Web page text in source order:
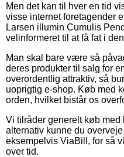
Men det kan til hver en tid
visse internet foretagender
Larsen illumin Cumulis
velinformeret til at få fat i
Man skal bare være så
deres produkter til salg for
overordentlig attraktiv, så
uoprigtig e-shop. Køb med
orden, hvilket bistår os
Vi tilråder generelt køb
alternativ kunne du
eksempelvis ViaBill, for så
over tid.